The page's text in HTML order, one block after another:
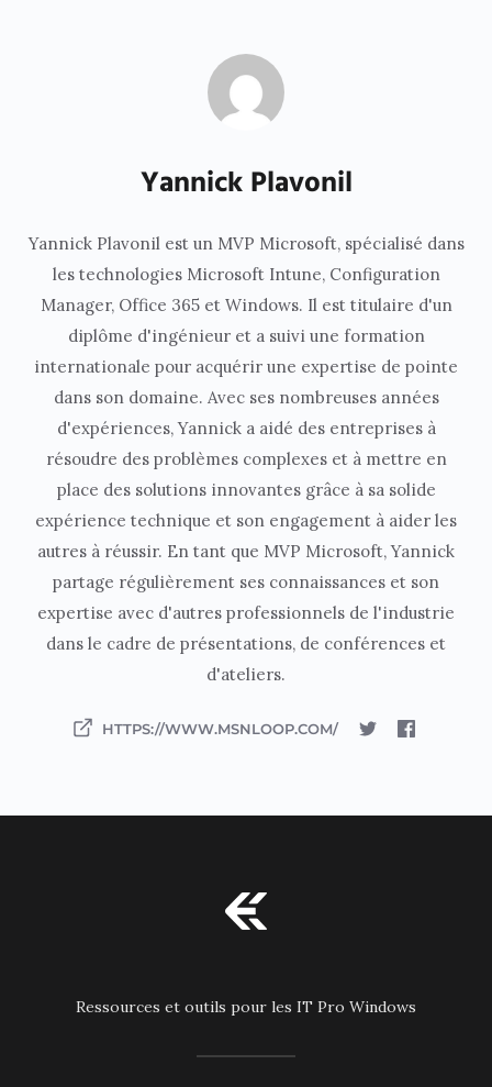
Yannick Plavonil
Yannick Plavonil est un MVP Microsoft, spécialisé dans
les technologies Microsoft Intune, Configuration
Manager, Office 365 et Windows. Il est titulaire d'un
diplôme d'ingénieur et a suivi une formation
internationale pour acquérir une expertise de pointe
dans son domaine. Avec ses nombreuses années
d'expériences, Yannick a aidé des entreprises à
résoudre des problèmes complexes et à mettre en
place des solutions innovantes grâce à sa solide
expérience technique et son engagement à aider les
autres à réussir. En tant que MVP Microsoft, Yannick
partage régulièrement ses connaissances et son
expertise avec d'autres professionnels de l'industrie
dans le cadre de présentations, de conférences et
d'ateliers.
HTTPS://WWW.MSNLOOP.COM/
Ressources et outils pour les IT Pro Windows